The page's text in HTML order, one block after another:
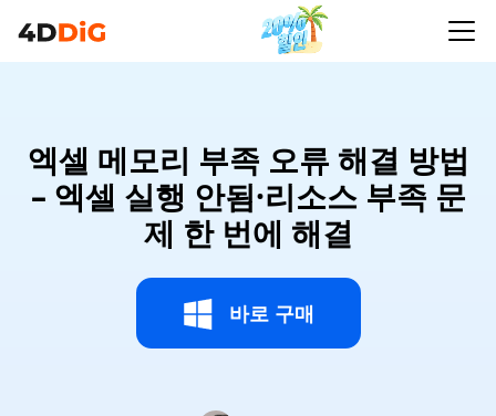
엑셀 메모리 부족 오류 해결 방법
– 엑셀 실행 안됨·리소스 부족 문
제 한 번에 해결
바로 구매